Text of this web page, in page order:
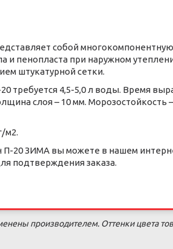
собой
пенопласта при наружном
штукатурной сетки.
требуется 4,5-5,0 л воды. Время
слоя – 10 мм. Морозостойкость
м2.
20 ЗИМА вы можете в нашем
подтверждения заказа.
производителем. Оттенки цвета